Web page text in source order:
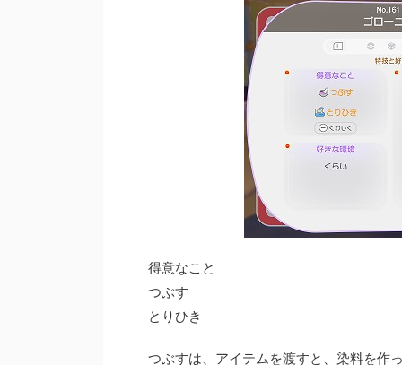
得意なこと
つぶす
とりひき
つぶすは、アイテムを渡すと、染料を作